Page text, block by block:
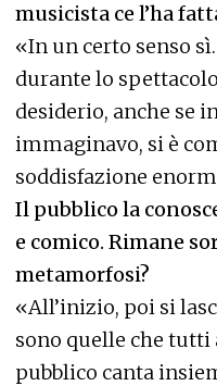
musicista ce l’ha
«In un certo senso
durante lo
desiderio, anche se
immaginavo, si è
soddisfazione
Il pubblico la
e comico. Rimane
metamorfosi?
«All’inizio, poi si
sono quelle che tutti
pubblico canta